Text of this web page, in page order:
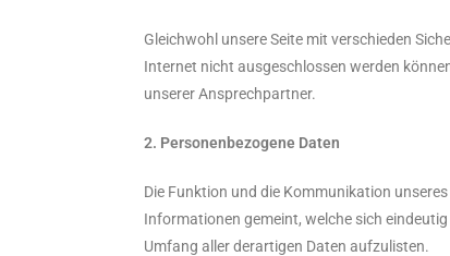
Gleichwohl unsere Seite mit verschieden
Internet nicht ausgeschlossen werden
unserer Ansprechpartner.
2. Personenbezogene Daten
Die Funktion und die Kommunikation
Informationen gemeint, welche sich
Umfang aller derartigen Daten aufzulisten.